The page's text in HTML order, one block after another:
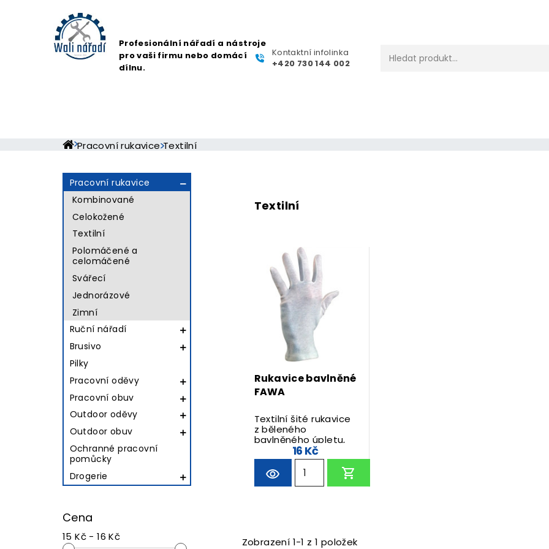
Profesionální nářadí a nástroje
pro vaši firmu nebo domácí
dílnu.
Kontaktní infolinka
+420 730 144 002
Pracovní rukavice Textilní
Ruční nářadí 
Brusivo 
Pilky
Pracovní oděvy

Pracovní obuv 
Outdoor oděvy 
Outdoor obuv 
Pracovní rukavice 
Kombinované
Celokožené
Textilní
Polomáčené a
celomáčené
Svářecí
Jednorázové
Zimní
Ochranné pracovní
pomůcky
Drogerie

Cena
15 Kč - 16 Kč
Textilní
Rukavice bavlněné
FAWA
Textilní šité rukavice
z běleného
bavlněného úpletu,
střih fourchette.
16 Kč
Zobrazení 1-1 z 1 položek